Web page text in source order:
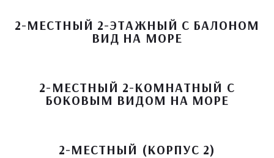
2-МЕСТНЫЙ 2-ЭТАЖНЫЙ С БАЛОНОМ
ВИД НА МОРЕ
2-МЕСТНЫЙ 2-КОМНАТНЫЙ С
БОКОВЫМ ВИДОМ НА МОРЕ
2-МЕСТНЫЙ (КОРПУС 2)